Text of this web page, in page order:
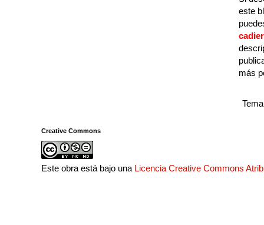
este
más
Creative Commons
Este obra está bajo una Licencia Creative Commons